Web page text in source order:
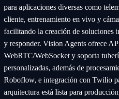
para aplicaciones diversas como
cliente, entrenamiento en vivo y
facilitando la creación de soluciones
y responder. Vision Agents ofrece
WebRTC/WebSocket y soporta
personalizadas, además de
Roboflow, e integración con Twilio
arquitectura está lista para